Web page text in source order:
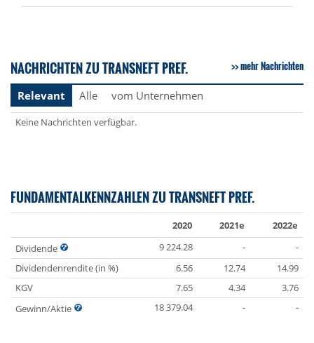
NACHRICHTEN ZU TRANSNEFT PREF. mehr Nachrichten
Relevant Alle vom Unternehmen
Keine Nachrichten verfügbar.
FUNDAMENTALKENNZAHLEN ZU TRANSNEFT PREF.
2020 2021e
2022e
Dividende
9 224.28 -
-
Dividendenrendite (in %)
6.56 12.74
14.99
KGV
7.65 4.34
3.76
Gewinn/Aktie
18 379.04 - -